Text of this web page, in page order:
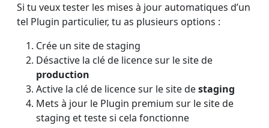
Si tu veux tester les mises à jour automatiques d’un
tel Plugin particulier, tu as plusieurs options :
Crée un site de staging
Désactive la clé de licence sur le site de
production
Active la clé de licence sur le site destaging
Mets à jour le Plugin premium sur le site de
staging et teste si cela fonctionne